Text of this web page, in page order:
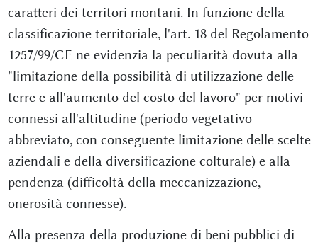
caratteri dei territori montani. In funzione della
classificazione territoriale, l'art. 18 del Regolamento
1257/99/CE ne evidenzia la peculiarità dovuta alla
"limitazione della possibilità di utilizzazione delle
terre e all'aumento del costo del lavoro" per motivi
connessi all'altitudine (periodo vegetativo
abbreviato, con conseguente limitazione delle scelte
aziendali e della diversificazione colturale) e alla
pendenza (difficoltà della meccanizzazione,
onerosità connesse).
Alla presenza della produzione di beni pubblici di